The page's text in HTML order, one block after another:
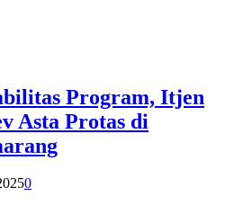
Program, Itjen
Asta Protas di
0